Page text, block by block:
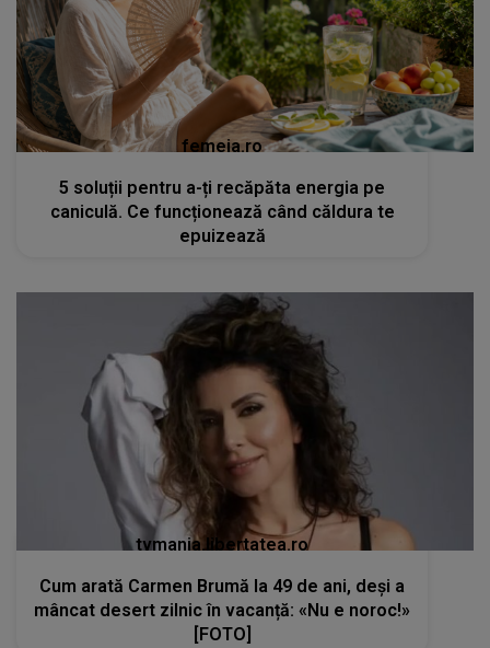
femeia.ro
5 soluții pentru a-ți recăpăta energia pe
caniculă. Ce funcționează când căldura te
epuizează
tvmania.libertatea.ro
Cum arată Carmen Brumă la 49 de ani, deși a
mâncat desert zilnic în vacanță: «Nu e noroc!»
[FOTO]